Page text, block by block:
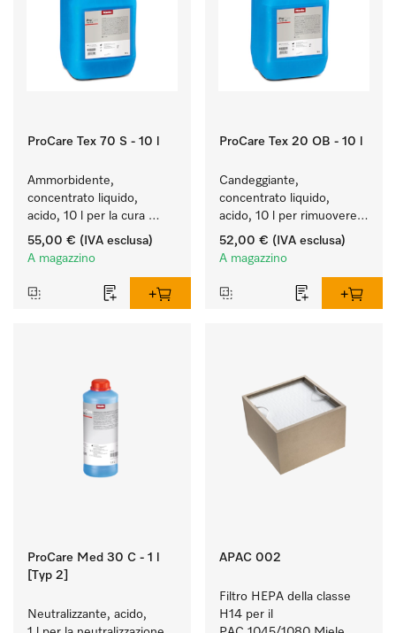
ProCare Tex 70 S - 10 l
Ammorbidente,
concentrato liquido,
acido, 10 l per la cura
delle fibre e una
morbidezza duratura dei
55,00 € (IVA esclusa)
A magazzino
ProCare Tex 20 OB - 10 l
Candeggiante,
concentrato liquido,
acido, 10 l per rimuovere
efficacemente le macchie
più ostinate.
52,00 € (IVA esclusa)
A magazzino
ProCare Med 30 C - 1 l
[Typ 2]
Neutralizzante, acido,
APAC 002
Filtro HEPA della classe
H14 per il